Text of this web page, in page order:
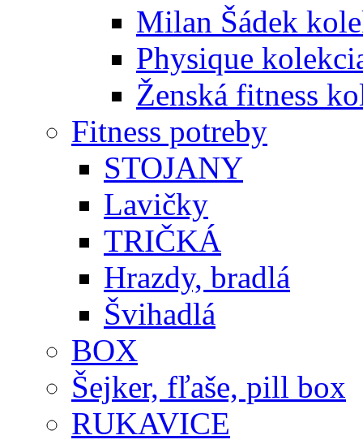
Milan Šádek
Physique
Ženská fitness
Fitness potreby
STOJANY
Lavičky
TRIČKÁ
Hrazdy, bradlá
Švihadlá
BOX
Šejker, fľaše, pill box
RUKAVICE